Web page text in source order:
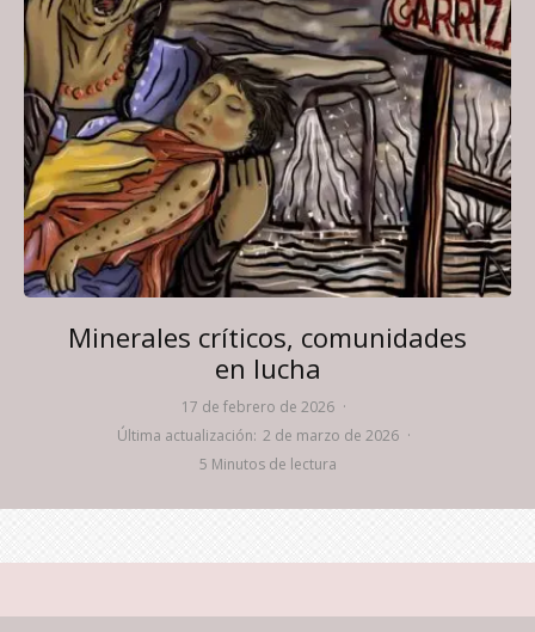
Minerales críticos, comunidades
en lucha
17 de febrero de 2026 ·
Última actualización: 2 de marzo de 2026 ·
5 Minutos de lectura